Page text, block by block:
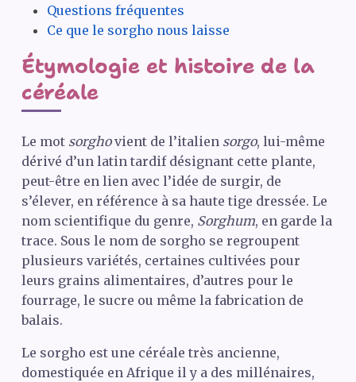
Questions fréquentes
Ce que le sorgho nous laisse
Étymologie et histoire de la
céréale
Le mot sorghovient de l’italien sorgo, lui-même
dérivé d’un latin tardif désignant cette plante,
peut-être en lien avec l’idée de surgir, de
s’élever, en référence à sa haute tige dressée. Le
nom scientifique du genre, Sorghum, en garde la
trace. Sous le nom de sorgho se regroupent
plusieurs variétés, certaines cultivées pour
leurs grains alimentaires, d’autres pour le
fourrage, le sucre ou même la fabrication de
balais.
Le sorgho est une céréale très ancienne,
domestiquée en Afrique il y a des millénaires,